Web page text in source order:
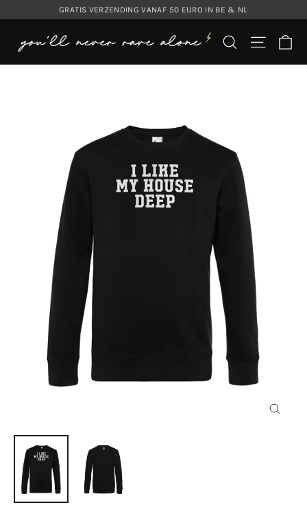
missing:
nl.general.accessibility.skip_to_content
GRATIS VERZENDING VANAF 50 EURO IN BE & NL
Translation